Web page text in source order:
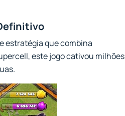
estratégia que combina
este jogo cativou milhões